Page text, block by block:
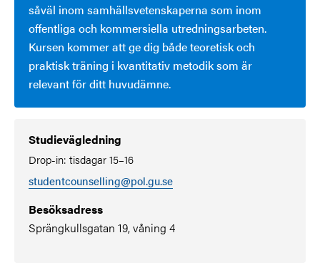
såväl inom samhällsvetenskaperna som inom
offentliga och kommersiella utredningsarbeten.
Kursen kommer att ge dig både teoretisk och
praktisk träning i kvantitativ metodik som är
relevant för ditt huvudämne.
Studievägledning
Drop-in: tisdagar 15–16
studentcounselling@pol.gu.se
Besöksadress
Sprängkullsgatan 19, våning 4